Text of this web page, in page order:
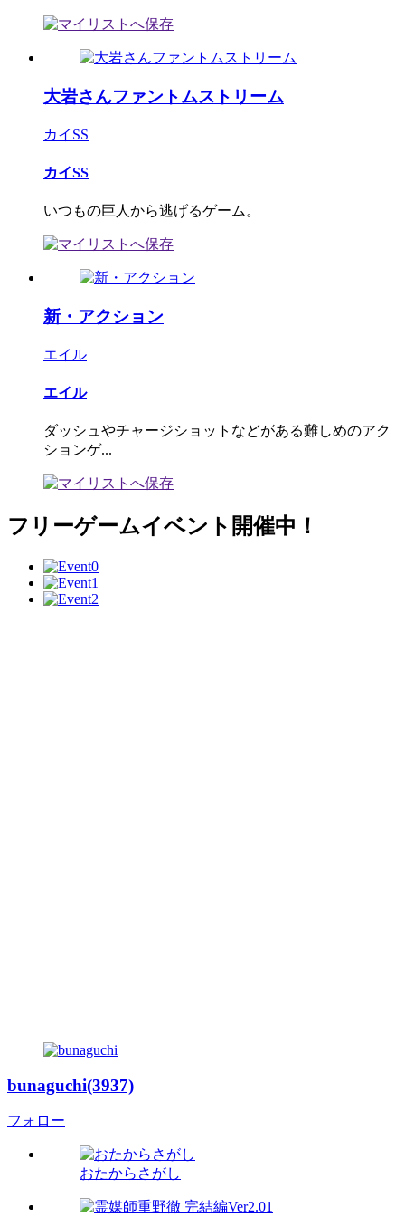
大岩さんファントムストリーム
カイSS
カイSS
いつもの巨人から逃げるゲーム。
新・アクション
エイル
エイル
ダッシュやチャージショットなどがある難しめのアク
ションゲ...
フリーゲームイベント開催中！
bunaguchi(3937)
フォロー
おたからさがし